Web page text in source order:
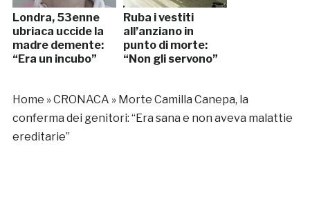
Londra, 53enne
ubriaca uccide la
madre demente:
“Era un incubo”
Ruba i vestiti
all’anziano in
punto di morte:
“Non gli servono”
Home »CRONACA » Morte Camilla Canepa, la
conferma dei genitori: “Era sana e non aveva malattie
ereditarie”